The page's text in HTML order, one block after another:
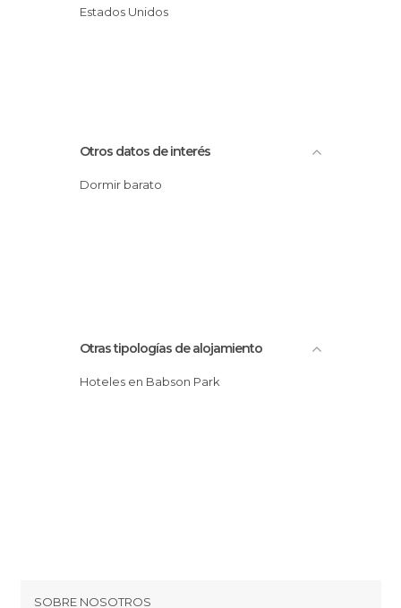
Estados Unidos
Otros datos de interés
Dormir barato
Otras tipologías de alojamiento
Hoteles en Babson Park
SOBRE NOSOTROS